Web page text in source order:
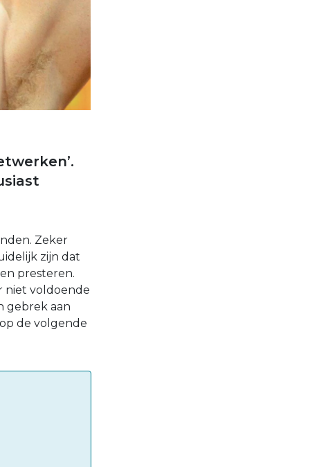
Zeker
zijn dat
presteren.
niet voldoende
gebrek aan
de volgende